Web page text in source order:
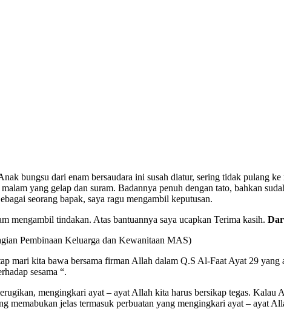
bungsu dari enam bersaudara ini susah diatur, sering tidak pulang
yang gelap dan suram. Badannya penuh dengan tato, bahkan
seorang bapak, saya ragu mengambil keputusan.
mengambil tindakan. Atas bantuannya saya ucapkan Terima kasih.
Pembinaan Keluarga dan Kewanitaan MAS)
mari kita bawa bersama firman Allah dalam Q.S Al-Faat Ayat 29
sesama “.
mengingkari ayat – ayat Allah kita harus bersikap tegas.
memabukan jelas termasuk perbuatan yang mengingkari ayat – ayat